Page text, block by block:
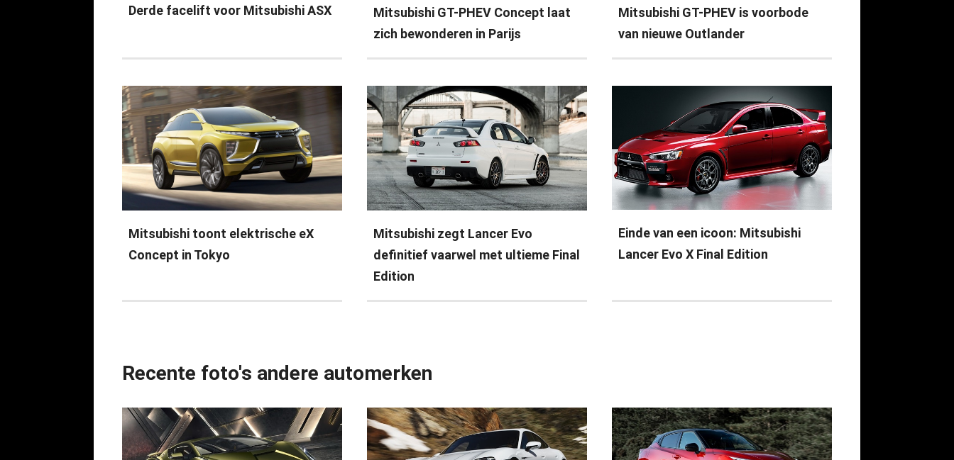
Derde facelift voor Mitsubishi ASX
Mitsubishi GT-PHEV Concept laat
zich bewonderen in Parijs
Mitsubishi GT-PHEV is voorbode
van nieuwe Outlander
Mitsubishi toont elektrische eX
Concept in Tokyo
Mitsubishi zegt Lancer Evo
definitief vaarwel met ultieme Final
Edition
Einde van een icoon: Mitsubishi
Lancer Evo X Final Edition
Recente foto's andere automerken